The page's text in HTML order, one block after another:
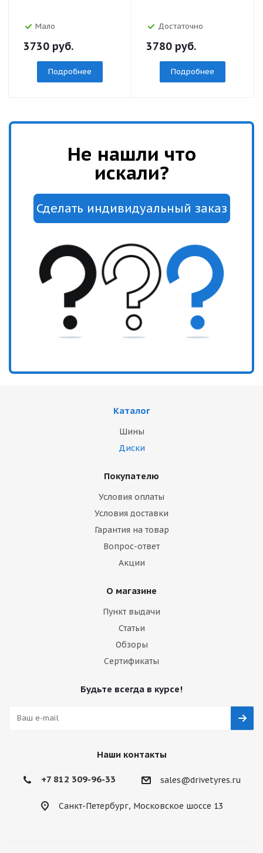
Мало
3730 руб.
Подробнее
Достаточно
3780 руб.
Подробнее
Не нашли что
искали?
Каталог
Шины
Диски
Покупателю
Условия оплаты
Условия доставки
Гарантия на товар
Вопрос-ответ
Акции
О магазине
Пункт выдачи
Статьи
Обзоры
Сертификаты
Будьте всегда в курсе!
Наши контакты
+7 812 309-96-33 sales@drivetyres.ru
Санкт-Петербург, Московское шоссе 13